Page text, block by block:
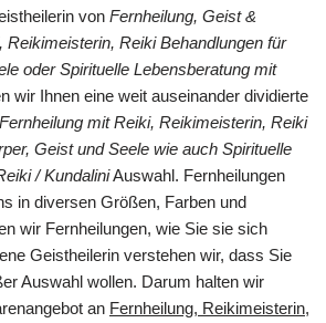
von Fernheilung, Geist &
Reikimeisterin, Reiki Behandlungen für
oder Spirituelle Lebensberatung mit
wir Ihnen eine weit auseinander dividierte
mit Reiki, Reikimeisterin, Reiki
Geist und Seele wie auch Spirituelle
/ KundaliniAuswahl. Fernheilungen
in diversen Größen, Farben und
wir Fernheilungen, wie Sie sie sich
Geistheilerin verstehen wir, dass Sie
Auswahl wollen. Darum halten wir
an Fernheilung, Reikimeisterin,